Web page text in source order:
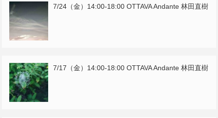
7/24（金）14:00-18:00 OTTAVA Andante 林田直樹
7/17（金）14:00-18:00 OTTAVA Andante 林田直樹